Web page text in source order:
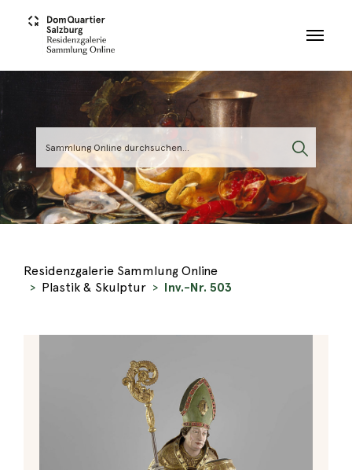
Residenzgalerie Sammlung Online
Plastik & Skulptur
Inv.-Nr. 503